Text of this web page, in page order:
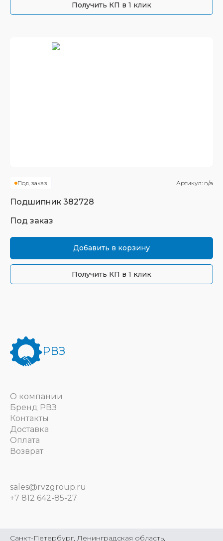
Получить КП в 1 клик
Под заказ Артикул: n/a
Подшипник 382728
Под заказ
Добавить в корзину
Получить КП в 1 клик
РВЗ
О компании
Бренд РВЗ
Контакты
Доставка
Оплата
Возврат
sales@rvzgroup.ru
+7 812 642-85-27
Санкт-Петербург, Ленинградская область,